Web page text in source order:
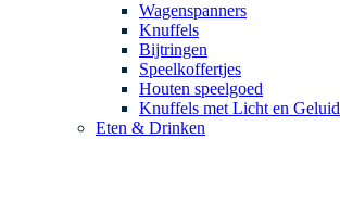
Wagenspanners
Knuffels
Bijtringen
Speelkoffertjes
Houten speelgoed
Knuffels met Licht en Geluid
Eten & Drinken